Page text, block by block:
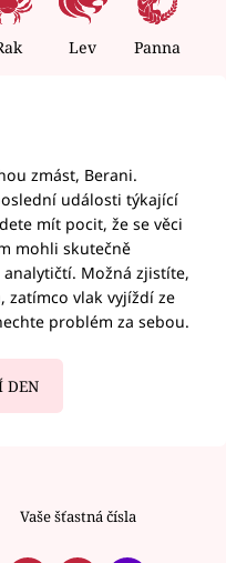
Lev Panna
zmást, Berani.
události týkající
mít pocit, že se věci
mohli skutečně
Možná zjistíte,
zatímco vlak vyjíždí ze
problém za sebou.
DEN
Vaše šťastná čísla